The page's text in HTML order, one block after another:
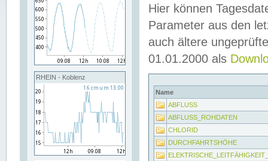
RHEIN - Koblenz
Hier können
Parameter aus den
auch ältere
01.01.2000 als
Name
ABFLUSS
ABFLUSS_ROHDATEN
CHLORID
DURCHFAHRTSHÖHE